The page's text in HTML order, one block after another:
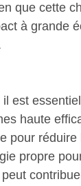
que cette
à grande
il est
haute
pour réduire
propre